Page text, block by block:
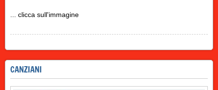
... clicca sull'immagine
CANZIANI